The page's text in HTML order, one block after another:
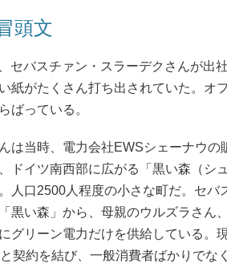
頭文
セバスチァン・スラーデクさんが出
紙がたくさん打ち出されていた。オ
ばっている。
は当時、電力会社EWSシェーナウの
ドイツ南西部に広がる「黒い森（シ
人口2500人程度の小さな町だ。セバ
黒い森」から、母親のウルズラさん
グリーン電力だけを供給している。
契約を結び、一般消費者ばかりでな